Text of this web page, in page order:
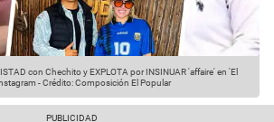
con Chechito y EXPLOTA por INSINUAR 'affaire' en 'El
-Crédito: Composición El Popular